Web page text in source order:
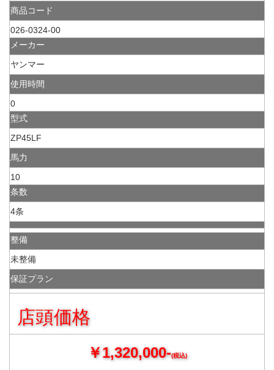
商品コード
026-0324-00
メーカー
ヤンマー
使用時間
0
型式
ZP45LF
馬力
10
条数
4条
整備
未整備
保証プラン
店頭価格
￥1,320,000-(税込)